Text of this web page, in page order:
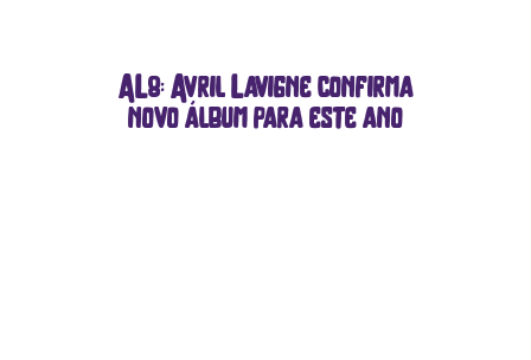
AL8: Avril Lavigne confirma
novo álbum para este ano